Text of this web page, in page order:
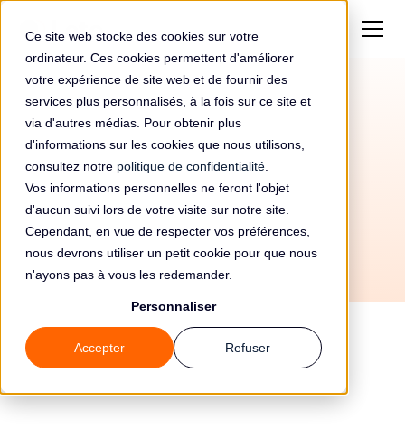
Ce site web stocke des cookies sur votre
ordinateur. Ces cookies permettent d'améliorer
votre expérience de site web et de fournir des
services plus personnalisés, à la fois sur ce site et
via d'autres médias. Pour obtenir plus
d'informations sur les cookies que nous utilisons,
consultez notre politique de confidentialité
Vos informations personnelles ne feront l'objet
d'aucun suivi lors de votre visite sur notre site.
Cependant, en vue de respecter vos préférences,
nous devrons utiliser un petit cookie pour que nous
n'ayons pas à vous les redemander.
Personnaliser
Accepter Refuser
Article 94 RGPD
Abrogation de la
directive 95/46/CE
Chapitre 11 - Dispositions finales